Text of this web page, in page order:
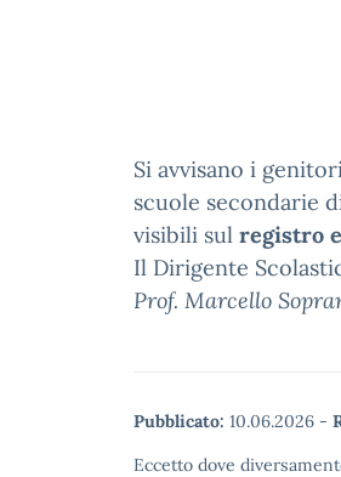
Si avvisano i
scuole secondarie
visibili sul registro
Il Dirigente
Prof. Marcello
Pubblicato: 10.06.2026 -
Eccetto dove